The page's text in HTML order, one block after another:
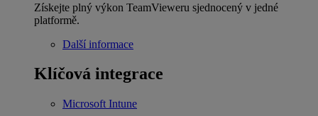
Získejte plný výkon TeamVieweru sjednocený v jedné
platformě.
Další informace
Klíčová integrace
Microsoft Intune